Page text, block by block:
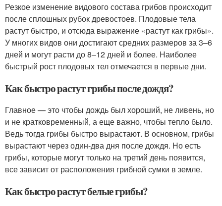
Резкое изменение видового состава грибов происходит
после сплошных рубок древостоев. Плодовые тела
растут быстро, и отсюда выражение «растут как грибы».
У многих видов они достигают средних размеров за 3–6
дней и могут расти до 8–12 дней и более. Наиболее
быстрый рост плодовых тел отмечается в первые дни.
Как быстро растут грибы после дождя?
Главное — это чтобы дождь был хороший, не ливень, но
и не кратковременный, а еще важно, чтобы тепло было.
Ведь тогда грибы быстро вырастают. В основном, грибы
вырастают через один-два дня после дождя. Но есть
грибы, которые могут только на третий день появится,
все зависит от расположения грибной сумки в земле.
Как быстро растут белые грибы?